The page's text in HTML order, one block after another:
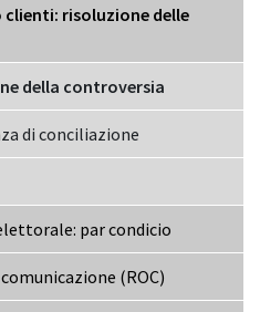
risoluzione delle
della controversia
di conciliazione
par condicio
(ROC)